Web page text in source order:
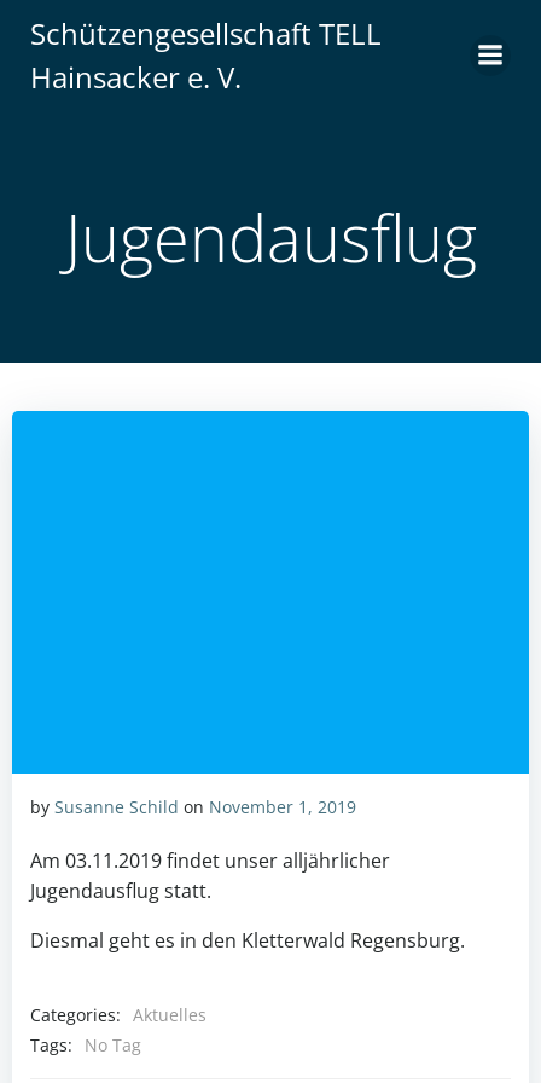
Inhalt
Schützengesellschaft TELL
Hainsacker e. V.
Jugendausflug
by Susanne Schild on November 1, 2019
Am 03.11.2019 findet unser alljährlicher
Jugendausflug statt.
Diesmal geht es in den Kletterwald Regensburg.
Categories: Aktuelles
Tags:
No Tag